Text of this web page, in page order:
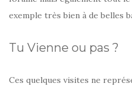
exemple très bien à de belles
Tu Vienne ou pas ?
Ces quelques visites ne